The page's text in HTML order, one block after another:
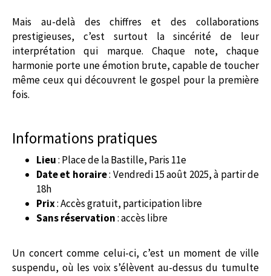
Mais au-delà des chiffres et des collaborations
prestigieuses, c’est surtout la sincérité de leur
interprétation qui marque. Chaque note, chaque
harmonie porte une émotion brute, capable de toucher
même ceux qui découvrent le gospel pour la première
fois.
Informations pratiques
Lieu: Place de la Bastille, Paris 11e
Date et horaire: Vendredi 15 août 2025, à partir de
18h
Prix: Accès gratuit, participation libre
Sans réservation: accès libre
Un concert comme celui-ci, c’est un moment de ville
suspendu, où les voix s’élèvent au-dessus du tumulte